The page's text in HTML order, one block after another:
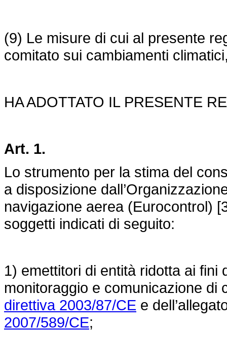
(9) Le misure di cui al presente
comitato sui cambiamenti
HA ADOTTATO IL PRESENTE
Art. 1.
Lo strumento per la stima del
a disposizione
navigazione aerea (Eurocontrol)
soggetti indicati di seguito:
1) emettitori di entità ridotta ai fini
monitoraggio e comunicazione di
direttiva 2003/87/CE e
2007/589/CE;